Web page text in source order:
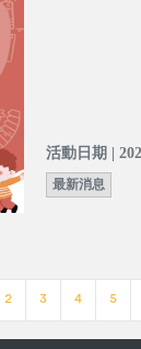
活動日期 |
最新消息
2 3 4 5